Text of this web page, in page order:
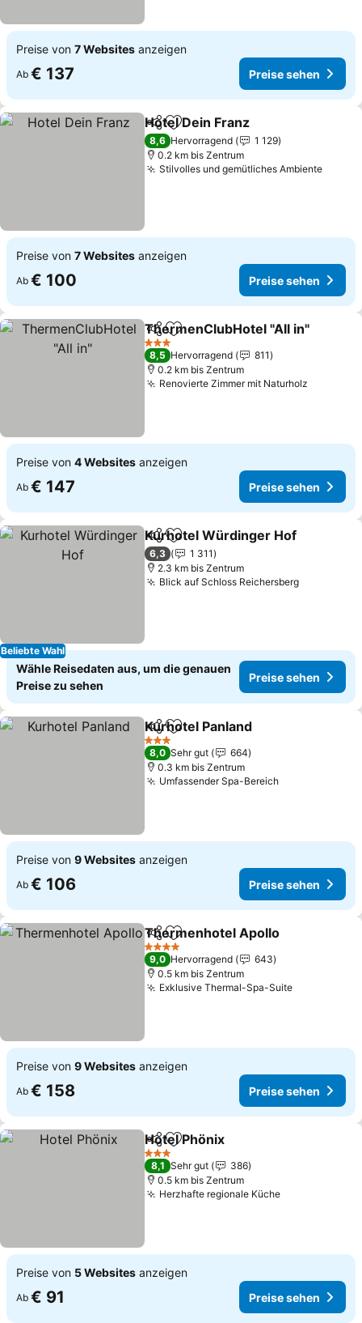
Preise von 7 Websites anzeigen
Ab € 137 Preise sehen
TeilenZu Favoriten hinzufügen
Hotel Dein Franz
8,6 Hervorragend
1 129
0.2 km bis Zentrum
Stilvolles und gemütliches Ambiente
Preise von 7 Websites anzeigen
Ab € 100 Preise sehen
TeilenZu Favoriten hinzufügen
ThermenClubHotel "All in"
3 Sterne
8,5 Hervorragend
811
0.2 km bis Zentrum
Renovierte Zimmer mit Naturholz
Preise von 4 Websites anzeigen
Ab € 147 Preise sehen
Beliebte Wahl
TeilenZu Favoriten hinzufügen
Kurhotel Würdinger Hof
6,3
1 311
2.3 km bis Zentrum
Blick auf Schloss ReichersbergPreise
Wähle Reisedaten aus, um die genauen
Preise zu sehen
Preise sehen
TeilenZu Favoriten hinzufügen
Kurhotel Panland
3 Sterne
8,0 Sehr gut
664
0.3 km bis Zentrum
Umfassender Spa-BereichPreise sehen
Preise von 9 Websites anzeigen
Ab € 106 Preise sehen
TeilenZu Favoriten hinzufügen
Thermenhotel Apollo
4 Sterne
9,0 Hervorragend
643
0.5 km bis Zentrum
Exklusive Thermal-Spa-SuitePreise
Preise von 9 Websites anzeigen
Ab € 158 Preise sehen
TeilenZu Favoriten hinzufügen
Hotel Phönix
3 Sterne
8,1 Sehr gut
386
0.5 km bis Zentrum
Herzhafte regionale KüchePreise sehen
Preise von 5 Websites anzeigen
Ab € 91 Preise sehen